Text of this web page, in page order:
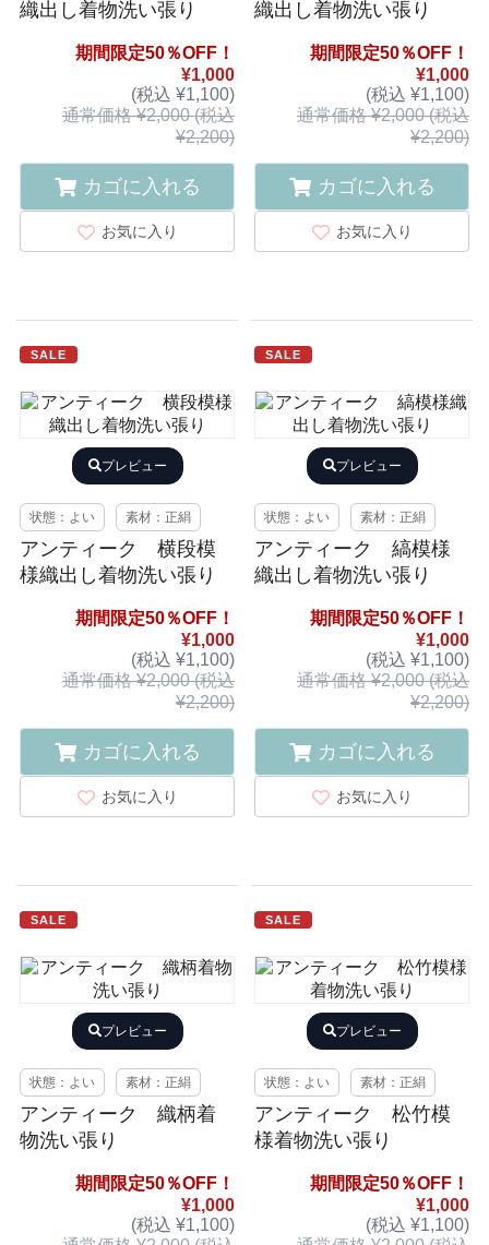
織出し着物洗い張り
期間限定50％OFF！
¥1,000
(税込 ¥1,100)
通常価格 ¥2,000 (税込
¥2,200)
カゴに入れる
お気に入り
織出し着物洗い張り
期間限定50％OFF！
¥1,000
(税込 ¥1,100)
通常価格 ¥2,000 (税込
¥2,200)
カゴに入れる
お気に入り
SALE
プレビュー
状態：よい 素材：正絹
アンティーク 横段模
様織出し着物洗い張り
期間限定50％OFF！
¥1,000
(税込 ¥1,100)
通常価格 ¥2,000 (税込
¥2,200)
カゴに入れる
お気に入り
SALE
プレビュー
状態：よい 素材：正絹
アンティーク 縞模様
織出し着物洗い張り
期間限定50％OFF！
¥1,000
(税込 ¥1,100)
通常価格 ¥2,000 (税込
¥2,200)
カゴに入れる
お気に入り
SALE
プレビュー
状態：よい 素材：正絹
アンティーク 織柄着
物洗い張り
期間限定50％OFF！
¥1,000
(税込 ¥1,100)
SALE
プレビュー
状態：よい 素材：正絹
アンティーク 松竹模
様着物洗い張り
期間限定50％OFF！
¥1,000
(税込 ¥1,100)